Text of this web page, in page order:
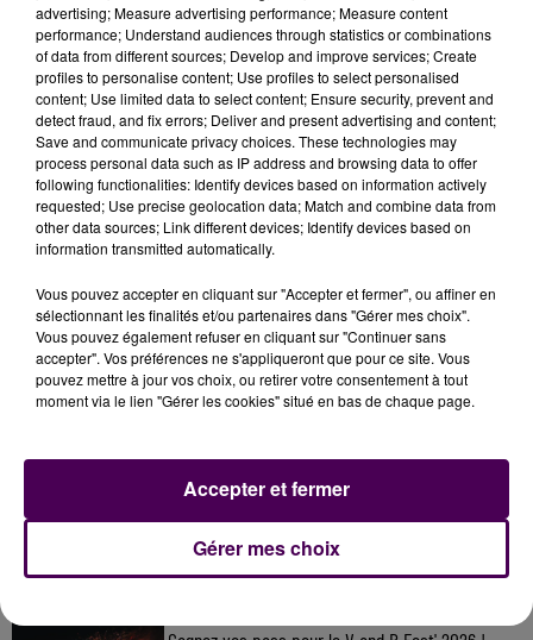
blasons de ces deux marques étaient apposés sur des
cycles fabriqués au Mans. Il en reste quelques traces
grâce aux plaques en laiton sur les guidons. On
remarque par exemple que Good’s faisait graver les
armoiries de la capitale sarthoise sur ses vélos ou
encore que sur certains Sylla, était dessiné le circuit
des 24 Heures. Son travail est donc également
historique :"Tous les vélos sont différents et il y a tout
un travail pour savoir quand et qui les a
explique la jeune femme.
advertising; Measure advertising performance; Measure content
performance; Understand audiences through statistics or combinations
of data from different sources; Develop and improve services; Create
profiles to personalise content; Use profiles to select personalised
content; Use limited data to select content; Ensure security, prevent and
detect fraud, and fix errors; Deliver and present advertising and content;
Save and communicate privacy choices. These technologies may
process personal data such as IP address and browsing data to offer
following functionalities: Identify devices based on information actively
requested; Use precise geolocation data; Match and combine data from
other data sources; Link different devices; Identify devices based on
information transmitted automatically.
Vous pouvez accepter en cliquant sur "Accepter et fermer", ou affiner en
sélectionnant les finalités et/ou partenaires dans "Gérer mes choix".
Vous pouvez également refuser en cliquant sur "Continuer sans
accepter". Vos préférences ne s'appliqueront que pour ce site. Vous
pouvez mettre à jour vos choix, ou retirer votre consentement à tout
moment via le lien "Gérer les cookies" situé en bas de chaque page.
Gérer mes choix
Accepter et fermer